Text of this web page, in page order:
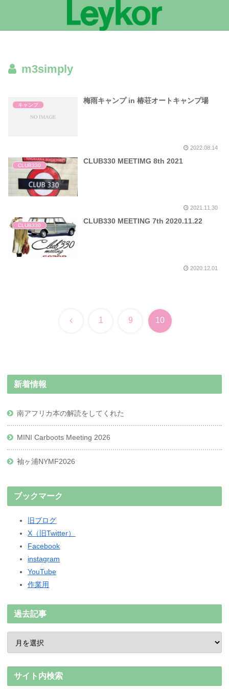
m3simply
キャンプ
梅雨キャンプ in 椿荘オートキャンプ場
2022.08.14
CLUB330
CLUB330 MEETIMG 8th 2021
2021.11.30
CLUB330
CLUB330 MEETING 7th 2020.11.22
2020.12.01
前 1 9 10
新着情報
南アフリカ本の解読をしてくれた
MINI Carboots Meeting 2026
袖ヶ浦NYMF2026
ブックマーク
旧ブログ
X（旧Twitter）
Facebook
instagram
YouTube
作業用
過去記事
サイト内検索